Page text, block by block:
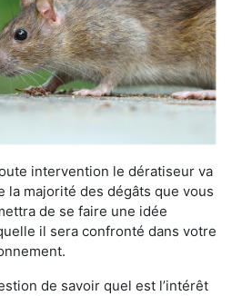
intervention le dératiseur va
la majorité des dégâts que vous
de se faire une idée
il sera confronté dans votre
de savoir quel est l’intérêt